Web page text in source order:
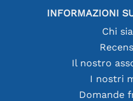
INFORMAZIONI
Chi
Il nostro
I nostri
Domande